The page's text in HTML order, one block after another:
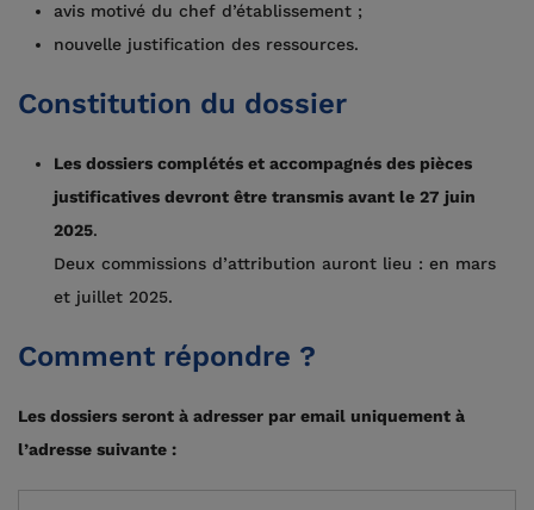
avis motivé du chef d’établissement ;
nouvelle justification des ressources.
Constitution du dossier
Les dossiers complétés et accompagnés des pièces
justificatives devront être transmis avant le 27 juin
2025.
Deux commissions d’attribution auront lieu : en mars
et juillet 2025.
Comment répondre ?
Les dossiers seront à adresser par email uniquement à
l’adresse suivante :